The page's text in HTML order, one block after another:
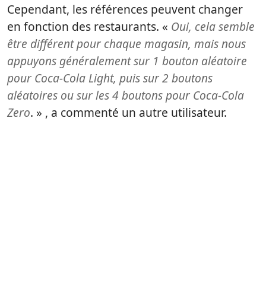
Cependant, les références peuvent changer
en fonction des restaurants. « Oui, cela semble
être différent pour chaque magasin, mais nous
appuyons généralement sur 1 bouton aléatoire
pour Coca-Cola Light, puis sur 2 boutons
aléatoires ou sur les 4 boutons pour Coca-Cola
Zero. » , a commenté un autre utilisateur.